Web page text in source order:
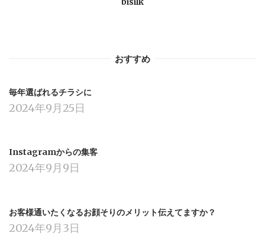
おすすめ
毎年選ばれるチラシに
2024年9月25日
Instagramからの集客
2024年9月9日
お客様通いたくなるお顔そりのメリット伝えてますか？
2024年9月3日